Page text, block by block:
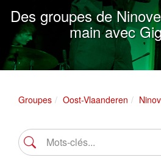
Des groupes de
main avec
Groupes Oost-Vlaanderen